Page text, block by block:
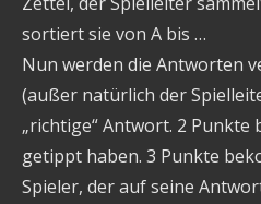
sortiert sie von A bis …
Nun werden die Antworten
(außer natürlich der
„richtige“ Antwort. 2 Punkte
getippt haben. 3 Punkte
Spieler, der auf seine